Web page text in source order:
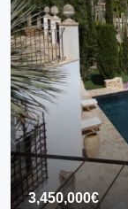
3,450,000€